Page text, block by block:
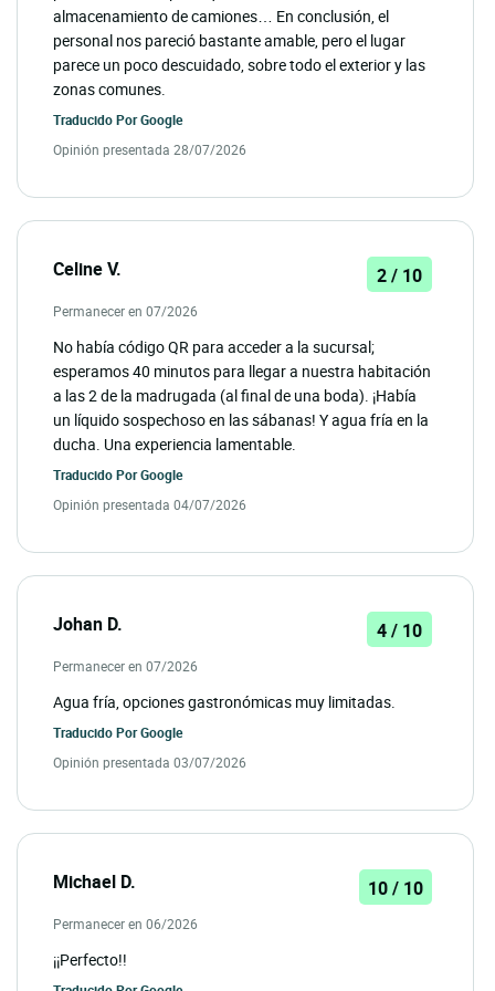
almacenamiento de camiones… En conclusión, el
personal nos pareció bastante amable, pero el lugar
parece un poco descuidado, sobre todo el exterior y las
zonas comunes.
Traducido PorGoogle
Opinión presentada 28/07/2026
Celine V. 2 / 10
Permanecer en 07/2026
No había código QR para acceder a la sucursal;
esperamos 40 minutos para llegar a nuestra habitación
a las 2 de la madrugada (al final de una boda). ¡Había
un líquido sospechoso en las sábanas! Y agua fría en la
ducha. Una experiencia lamentable.
Traducido PorGoogle
Opinión presentada 04/07/2026
Johan D. 4 / 10
Permanecer en 07/2026
Agua fría, opciones gastronómicas muy limitadas.
Traducido PorGoogle
Opinión presentada 03/07/2026
Michael D. 10 / 10
Permanecer en 06/2026
¡¡Perfecto!!